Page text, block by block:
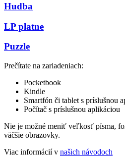
Hudba
LP platne
Puzzle
Prečítate na zariadeniach:
Pocketbook
Kindle
Smartfón či tablet s príslušnou
Počítač s príslušnou aplikáciou
Nie je možné meniť veľkosť písma,
väčšie obrazovky.
Viac informácií v našich návodoch